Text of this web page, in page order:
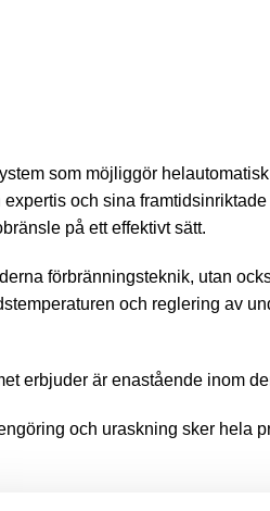
som möjliggör
och sina
på ett effektivt sätt.
förbränningsteknik, utan
och reglering av
erbjuder är enastående inom
och uraskning sker hela